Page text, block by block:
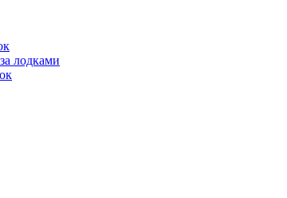
лодками